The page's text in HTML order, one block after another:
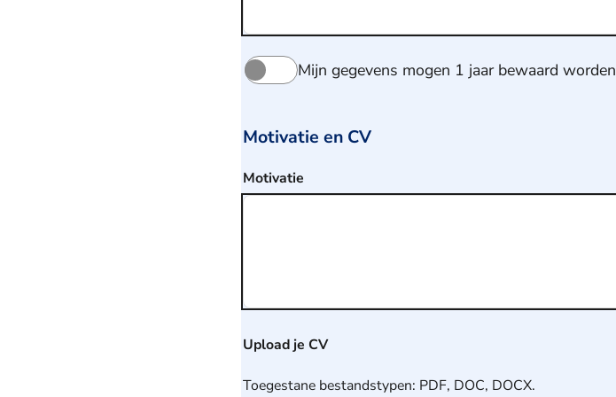
Bewaren
van
gegevensMijn gegevens mogen 1 jaar bewaard worden
Motivatie en CV
Motivatie
Upload je CV
Toegestane bestandstypen: PDF, DOC, DOCX.